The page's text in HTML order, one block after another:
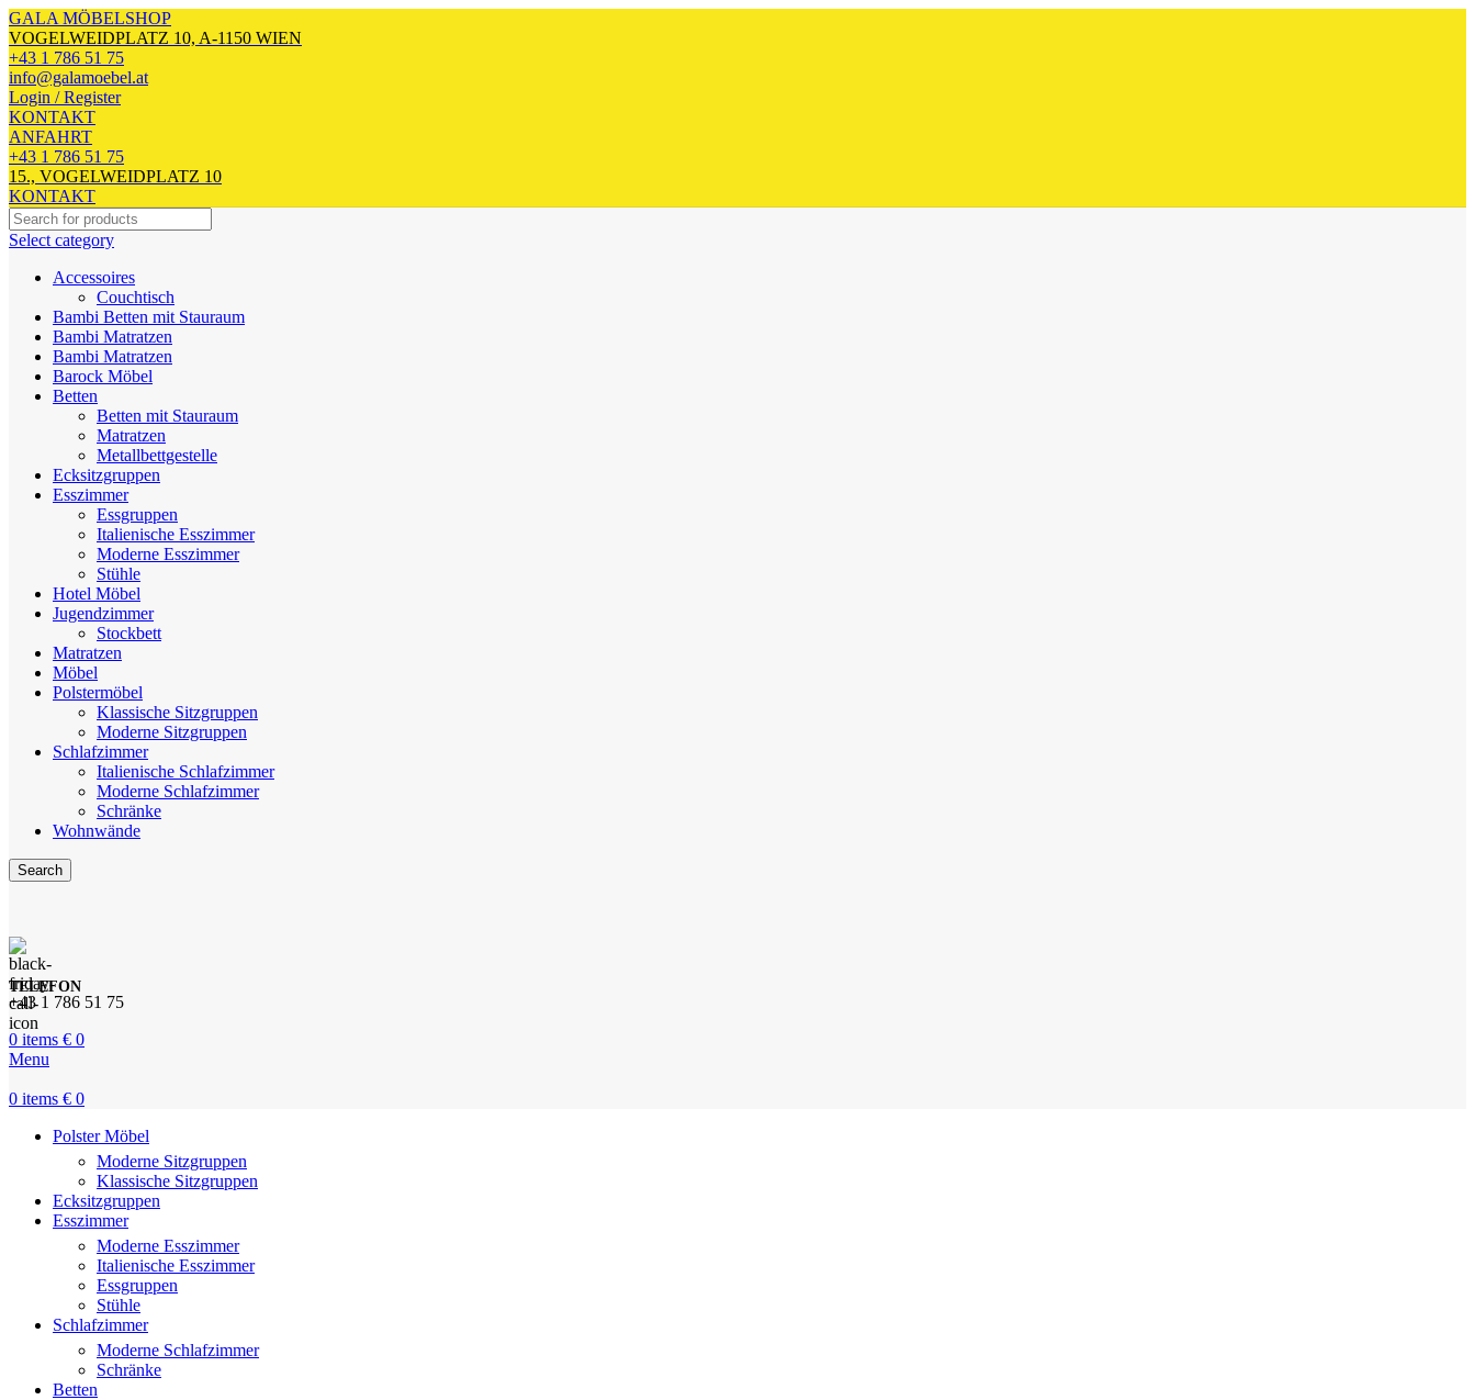
GALA MÖBELSHOP
VOGELWEIDPLATZ 10, A-1150 WIEN
+43 1 786 51 75
info@galamoebel.at
Login / Register
KONTAKT
ANFAHRT
+43 1 786 51 75
15., VOGELWEIDPLATZ 10
KONTAKT
Select category
Accessoires
Couchtisch
Bambi Betten mit Stauraum
Bambi Matratzen
Bambi Matratzen
Barock Möbel
Betten
Betten mit Stauraum
Matratzen
Metallbettgestelle
Ecksitzgruppen
Esszimmer
Essgruppen
Italienische Esszimmer
Moderne Esszimmer
Stühle
Hotel Möbel
Jugendzimmer
Stockbett
Matratzen
Möbel
Polstermöbel
Klassische Sitzgruppen
Moderne Sitzgruppen
Schlafzimmer
Italienische Schlafzimmer
Moderne Schlafzimmer
Schränke
Wohnwände
Search
TELEFON
+43 1 786 51 75
0 items € 0
Menu
0 items € 0
Polster Möbel
Moderne Sitzgruppen
Klassische Sitzgruppen
Ecksitzgruppen
Esszimmer
Moderne Esszimmer
Italienische Esszimmer
Essgruppen
Stühle
Schlafzimmer
Moderne Schlafzimmer
Schränke
Betten